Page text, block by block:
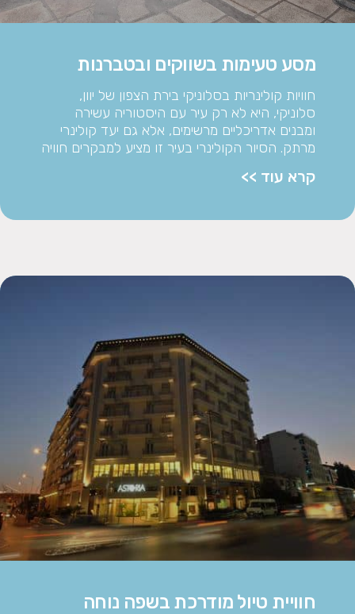
מסע טעימות בשווקים ובטברנות
חוויות קולינריות בסלוניקי בירת הצפון של יוון,
סלוניקי, היא לא רק עיר עם היסטוריה עשירה
ומבנים אדריכליים מרשימים, אלא גם יעד קולינרי
מרתק. הסיור הקולינרי בעיר זו מציע למבקרים חוויה
קרא עוד >>
חוויית טיול מודרכת בשפה נוחה